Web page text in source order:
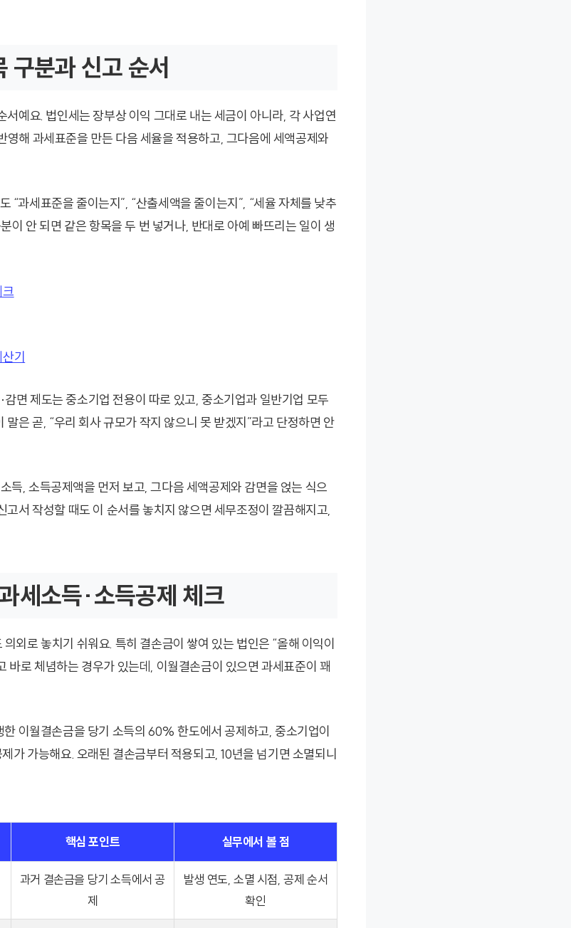
구분과 신고 순서
서예요. 법인세는 장부상 이익 그대로 내는 세금이 아니라, 각 사업연
영해 과세표준을 만든 다음 세율을 적용하고, 그다음에 세액공제와
“과세표준을 줄이는지”, “산출세액을 줄이는지”, “세율 자체를 낮추
이 안 되면 같은 항목을 두 번 넣거나, 반대로 아예 빠뜨리는 일이 생
기
면 제도는 중소기업 전용이 따로 있고, 중소기업과 일반기업 모두
말은 곧, “우리 회사 규모가 작지 않으니 못 받겠지”라고 단정하면 안
득, 소득공제액을 먼저 보고, 그다음 세액공제와 감면을 얹는 식으
고서 작성할 때도 이 순서를 놓치지 않으면 세무조정이 깔끔해지고,
세소득·소득공제 체크
외로 놓치기 쉬워요. 특히 결손금이 쌓여 있는 법인은 “올해 이익이
바로 체념하는 경우가 있는데, 이월결손금이 있으면 과세표준이 꽤
한 이월결손금을 당기 소득의 60% 한도에서 공제하고, 중소기업이
가 가능해요. 오래된 결손금부터 적용되고, 10년을 넘기면 소멸되니
핵심 포인트 실무에서 볼 점
과거 결손금을 당기 소득에서 공
제
발생 연도, 소멸 시점, 공제 순서
확인